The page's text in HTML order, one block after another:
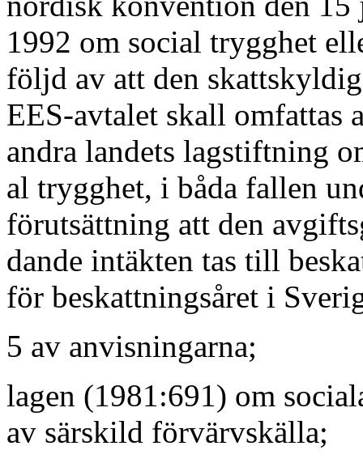
1992 om social trygghet
följd av att den
EES-avtalet skall omfattas
andra landets lagstiftning
al trygghet, i båda fallen
förutsättning att den
dande intäkten tas till
för beskattningsåret i
5 av anvisningarna;
lagen (1981:691) om
av särskild förvärvskälla;